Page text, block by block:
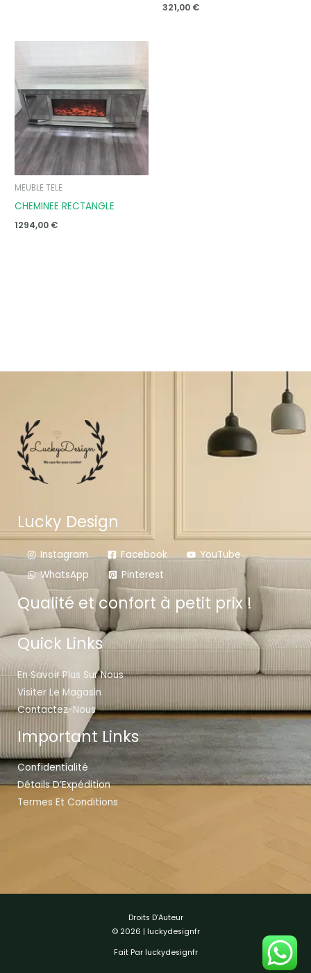
321,00 €
MEUBLE TELE
CHEMINEE RECTANGLE
1294,00 €
Lucky Design
Instagram Facebook
YouTube
WhatsApp
Pinterest
Qualité et confort à petit prix !
Quick Links
En Savoir Plus Sur Nous
Visiter Le Magasin
Contactez-Nous
Important Links
Confidentialité
Détails D’Expédition
Termes Et Conditions
Droits D’Auteur
© 2026 | luckydesignfr
Fait Par luckydesignfr